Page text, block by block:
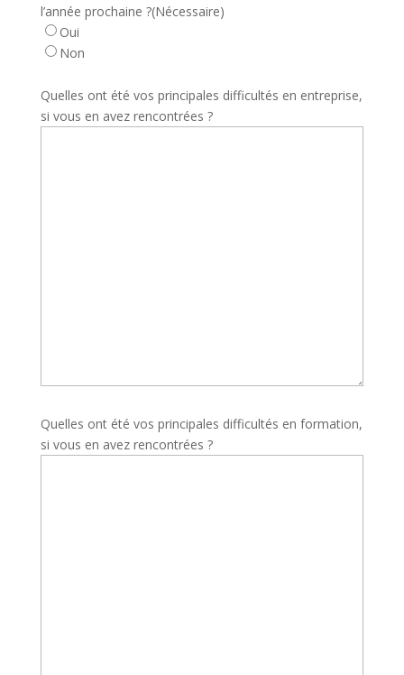
l’année prochaine ?(Nécessaire)
Oui
Non
Quelles ont été vos principales difficultés en entreprise,
si vous en avez rencontrées ?
Quelles ont été vos principales difficultés en formation,
si vous en avez rencontrées ?